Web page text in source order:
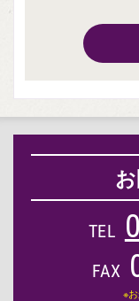
TEL 0
FAX
※